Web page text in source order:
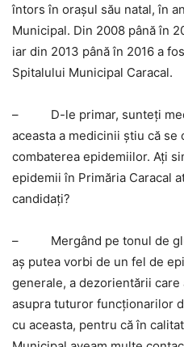
întors în oraşul său natal, în
Municipal. Din 2008 până în
iar din 2013 până în 2016 a
Spitalului Municipal Caracal.
– D-le primar, sunteţi
aceasta a medicinii ştiu că se
combaterea epidemiilor. Aţi
epidemii în Primăria Caracal
candidaţi?
– Mergând pe tonul de
aş putea vorbi de un fel de
generale, a dezorientării
asupra tuturor funcţionarilor
cu aceasta, pentru că în